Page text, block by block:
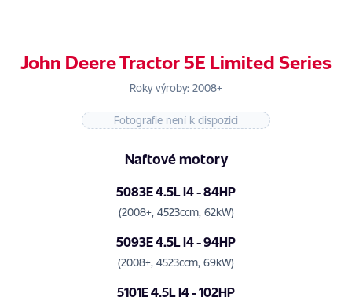
John Deere Tractor 5E Limited Series
Roky výroby: 2008+
Fotografie není k dispozici
Naftové motory
5083E 4.5L I4 - 84HP
(2008+, 4523ccm, 62kW)
5093E 4.5L I4 - 94HP
(2008+, 4523ccm, 69kW)
5101E 4.5L I4 - 102HP